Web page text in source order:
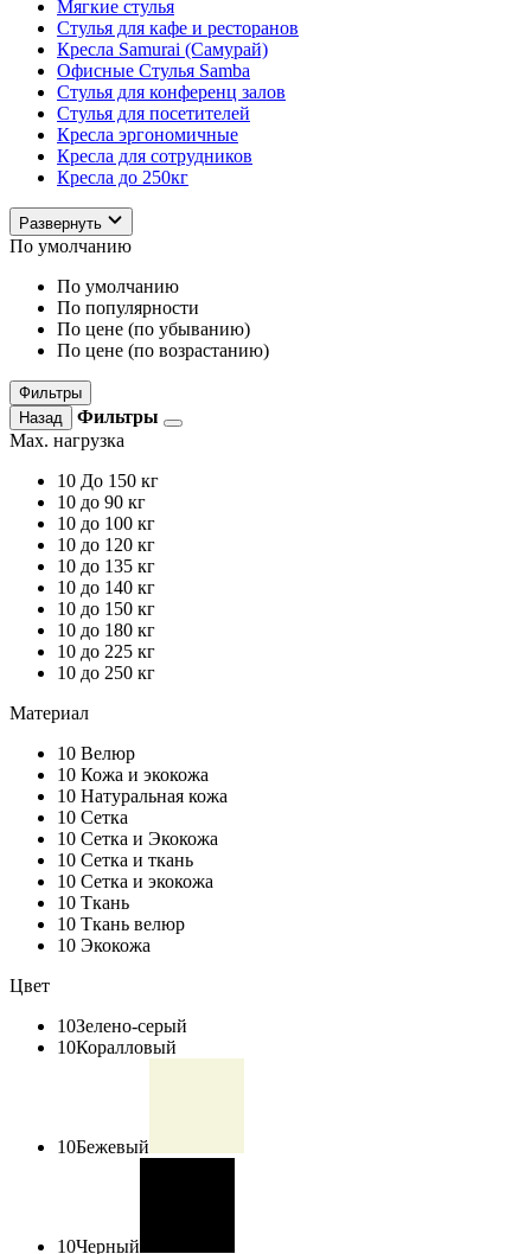
Мягкие стулья
Стулья для кафе и ресторанов
Кресла Samurai (Самурай)
Офисные Стулья Samba
Стулья для конференц залов
Стулья для посетителей
Кресла эргономичные
Кресла для сотрудников
Кресла до 250кг
Развернуть
По умолчанию
По умолчанию
По популярности
По цене (по убыванию)
По цене (по возрастанию)
Фильтры
Назад
Фильтры
Max. нагрузка
10 До 150 кг
10 до 90 кг
10 до 100 кг
10 до 120 кг
10 до 135 кг
10 до 140 кг
10 до 150 кг
10 до 180 кг
10 до 225 кг
10 до 250 кг
Материал
10 Велюр
10 Кожа и экокожа
10 Натуральная кожа
10 Сетка
10 Сетка и Экокожа
10 Сетка и ткань
10 Сетка и экокожа
10 Ткань
10 Ткань велюр
10 Экокожа
Цвет
10Зелено-серый
10Коралловый
10Бежевый
10Черный